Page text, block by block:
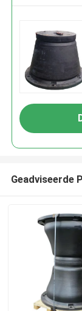
Geadviseerde